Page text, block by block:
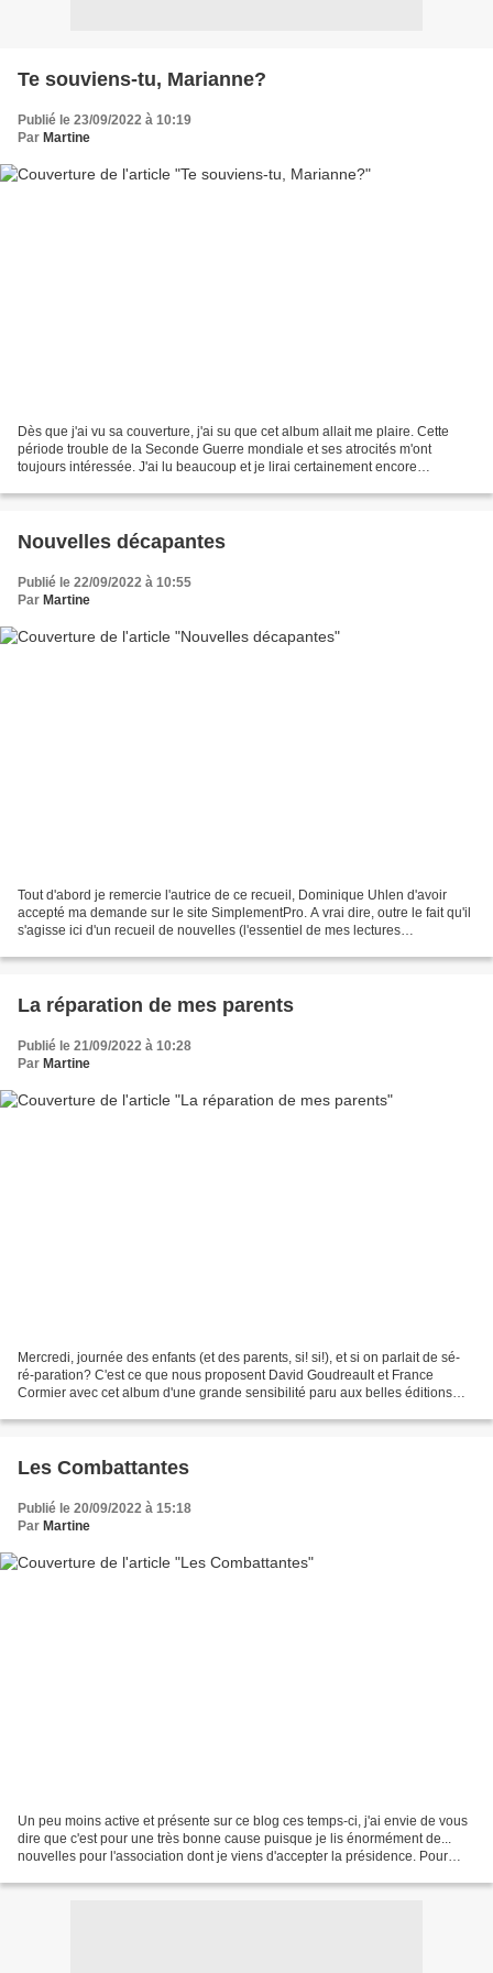
Te souviens-tu, Marianne?
Publié le 23/09/2022 à 10:19
Par Martine
Dès que j'ai vu sa couverture, j'ai su que cet album allait me plaire. Cette
période trouble de la Seconde Guerre mondiale et ses atrocités m'ont
toujours intéressée. J'ai lu beaucoup et je lirai certainement encore
Nouvelles décapantes
Publié le 22/09/2022 à 10:55
Par Martine
Tout d'abord je remercie l'autrice de ce recueil, Dominique Uhlen d'avoir
accepté ma demande sur le site SimplementPro. A vrai dire, outre le fait qu'il
s'agisse ici d'un recueil de nouvelles (l'essentiel de mes lectures
La réparation de mes parents
Publié le 21/09/2022 à 10:28
Par Martine
Mercredi, journée des enfants (et des parents, si! si!), et si on parlait de sé-
ré-paration? C'est ce que nous proposent David Goudreault et France
Cormier avec cet album d'une grande sensibilité paru aux belles éditions
Les Combattantes
Publié le 20/09/2022 à 15:18
Par Martine
Un peu moins active et présente sur ce blog ces temps-ci, j'ai envie de vous
dire que c'est pour une très bonne cause puisque je lis énormément de...
nouvelles pour l'association dont je viens d'accepter la présidence. Pour